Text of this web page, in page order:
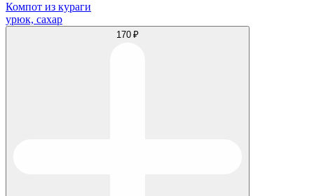
Компот из кураги
урюк, сахар
170 ₽